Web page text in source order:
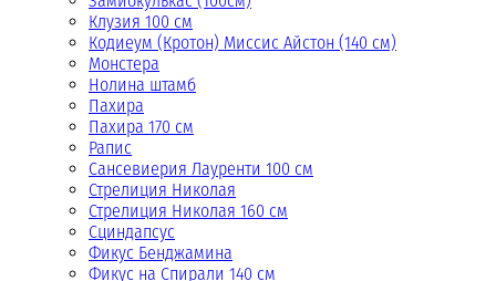
Клузия 100 см
Кодиеум (Кротон) Миссис Айстон (140 см)
Монстера
Нолина штамб
Пахира
Пахира 170 см
Рапис
Сансевиерия Лауренти 100 см
Стрелиция Николая
Стрелиция Николая 160 см
Сциндапсус
Фикус Бенджамина
Фикус на Спирали 140 см